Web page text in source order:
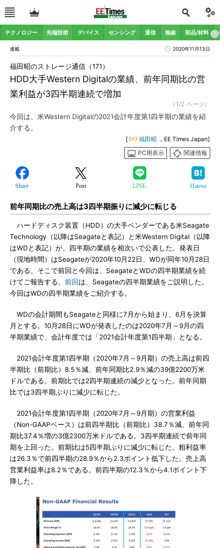
テクノロジー 先端技術 デバイス センシング 通信 無線 部品/材料
連載 2020年11月13日
HDD大手Western Digitalの業績、前年同期比の営
業利益が3四半期連続で増加
福田昭のストレージ通信（171）
（1/2 ページ）
今回は、米Western Digitalの2021会計年度第1四半期の業績を紹
介する。
[ 福田昭 ，EE Times Japan]
PC用表示
関連情報
Share Post LINE Hatena
前年同期比の売上高は3四半期振りに減少に転じる
ハードディスク装置（HDD）の大手ベンダーである米Seagate
Technology（以降はSeagateと表記）と米Western Digital（以降
はWDと表記）が、四半期の業績を相次いで公表した。発表日
（現地時間）はSeagateが2020年10月22日、WDが同年10月28日
である。そこで前回と今回は、SeagateとWDの四半期業績を続
けてご報告する。 前回は、Seagateの四半期業績をご説明した。
今回はWDの四半期業績をご紹介する。
WDの会計期間もSeagateと同様に7月から始まり、6月を決算
月とする。10月28日にWDが発表したのは2020年7月～9月の四
半期業績で、会計年度では「2021会計年度第1四半期」となる。
2021会計年度第1四半期（2020年7月～9月期）の売上高は前四
半期比（前期比）8.5％減、前年同期比2.9％減の39億2200万米
ドルである。前期比では2四半期連続の減少となった。前年同期
比では3四半期ぶりに減少に転じた。
2021会計年度第1四半期（2020年7月～9月期）の営業利益
（Non-GAAPベース）は前四半期比（前期比）38.7％減、前年同
期比37.4％増の3億2300万米ドルである。3四半期連続で前年同
期を上回った。前期比は5四半期ぶりに減少に転じた。粗利益率
は26.3％で前四半期の28.9％から2.3ポイント低下した。売上高
営業利益率は8.2％である。前四半期の12.3％から4.1ポイント下
降した。